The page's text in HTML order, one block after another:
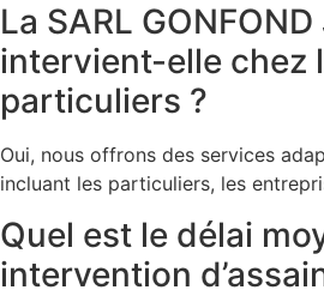
La SARL
intervient-elle chez
particuliers ?
Oui, nous offrons des services
incluant les particuliers, les
Quel est le délai
intervention